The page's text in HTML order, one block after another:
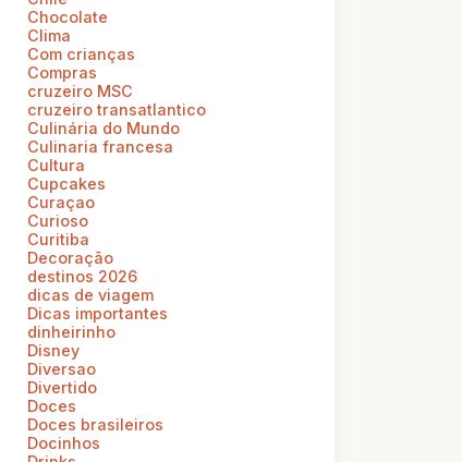
Chocolate
Clima
Com crianças
Compras
cruzeiro MSC
cruzeiro transatlantico
Culinária do Mundo
Culinaria francesa
Cultura
Cupcakes
Curaçao
Curioso
Curitiba
Decoração
destinos 2026
dicas de viagem
Dicas importantes
dinheirinho
Disney
Diversao
Divertido
Doces
Doces brasileiros
Docinhos